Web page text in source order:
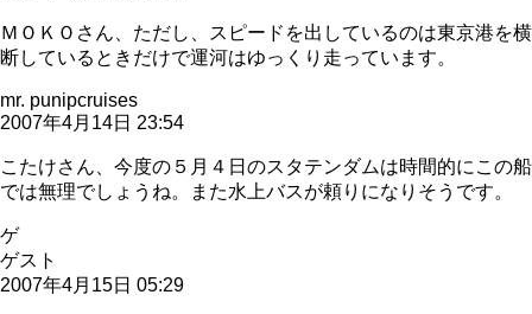
ＭＯＫＯさん、ただし、スピードを出しているのは東京港を横
断しているときだけで運河はゆっくり走っています。
mr. punipcruises
2007年4月14日 23:54
こたけさん、今度の５月４日のスタテンダムは時間的にこの船
では無理でしょうね。また水上バスが頼りになりそうです。
ゲ
ゲスト
2007年4月15日 05:29